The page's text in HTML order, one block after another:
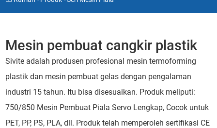
Mesin pembuat cangkir plastik
Sivite adalah produsen profesional mesin termoforming
plastik dan mesin pembuat gelas dengan pengalaman
industri 15 tahun. Itu bisa disesuaikan. Produk meliputi:
750/850 Mesin Pembuat Piala Servo Lengkap, Cocok untuk
PET, PP, PS, PLA, dll. Produk telah memperoleh sertifikasi CE